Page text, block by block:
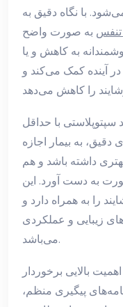
با نگاه دقیق به
تنفس به صورت واضح
به کاهش و یا
در آینده کمک می‌کند و
سپتوپلاستی با حداقل
دقیق، به بیمار اجازه
داشته باشد و هم
به دست آورد. این
را به همراه دارد و
زیبایی و عملکردی
می‌باشد.
بالایی برخوردار
پیگیری منظم،